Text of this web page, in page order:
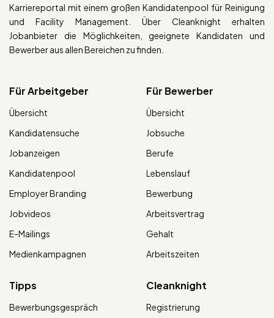
Karriereportal mit einem großen Kandidatenpool für Reinigung
und Facility Management. Über Cleanknight erhalten
Jobanbieter die Möglichkeiten, geeignete Kandidaten und
Bewerber aus allen Bereichen zu finden.
Für Arbeitgeber
Übersicht
Kandidatensuche
Jobanzeigen
Kandidatenpool
Employer Branding
Jobvideos
E-Mailings
Medienkampagnen
Für Bewerber
Übersicht
Jobsuche
Berufe
Lebenslauf
Bewerbung
Arbeitsvertrag
Gehalt
Arbeitszeiten
Tipps
Bewerbungsgespräch
Cleanknight
Registrierung